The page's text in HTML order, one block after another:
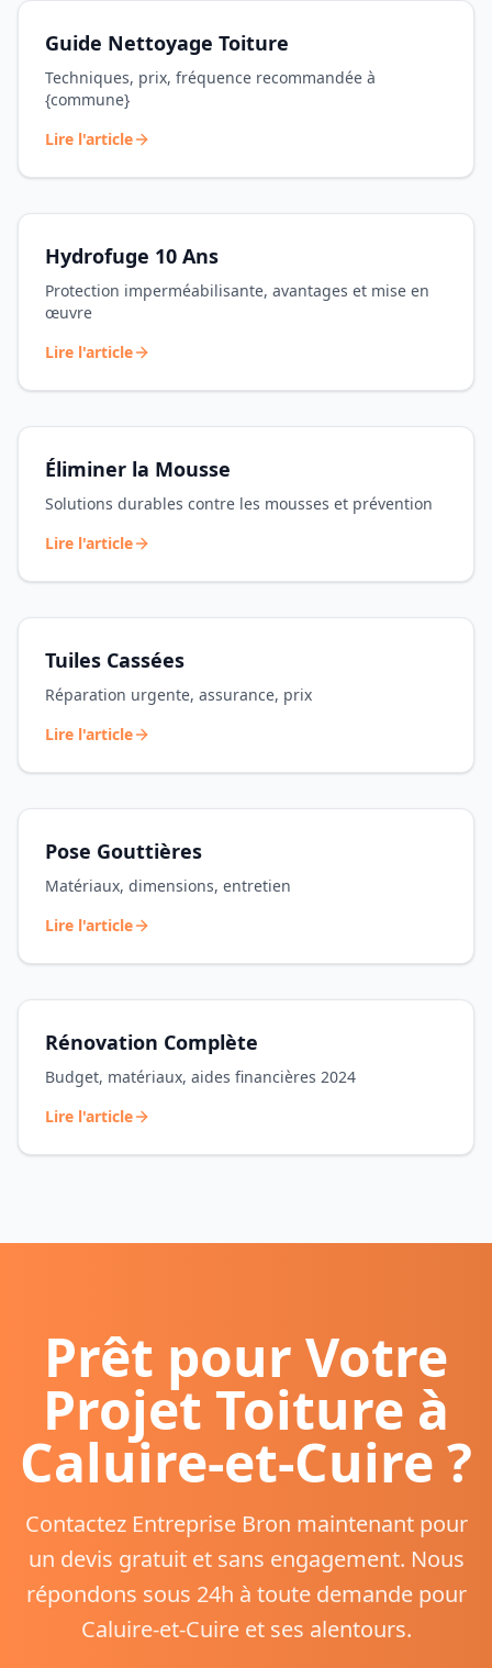
Guide Nettoyage Toiture
Techniques, prix, fréquence recommandée à
{commune}
Lire l'article
Hydrofuge 10 Ans
Protection imperméabilisante, avantages et mise en
œuvre
Lire l'article
Éliminer la Mousse
Solutions durables contre les mousses et prévention
Lire l'article
Tuiles Cassées
Réparation urgente, assurance, prix
Lire l'article
Pose Gouttières
Matériaux, dimensions, entretien
Lire l'article
Rénovation Complète
Budget, matériaux, aides financières 2024
Lire l'article
Prêt pour Votre
Projet Toiture à
Caluire-et-Cuire ?
Contactez Entreprise Bron maintenant pour
un devis gratuit et sans engagement. Nous
répondons sous 24h à toute demande pour
Caluire-et-Cuireet ses alentours.